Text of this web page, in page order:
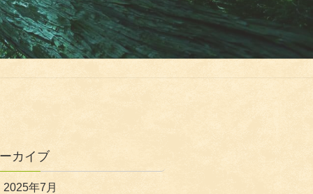
カイブ
2025年7月